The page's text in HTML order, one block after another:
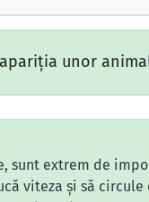
unor
sunt extrem de
viteza și să